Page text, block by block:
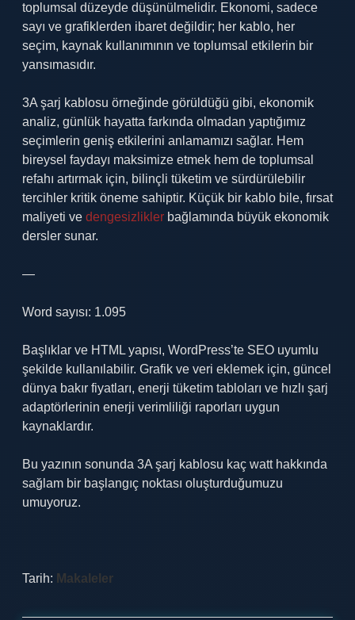
toplumsal düzeyde düşünülmelidir. Ekonomi, sadece
sayı ve grafiklerden ibaret değildir; her kablo, her
seçim, kaynak kullanımının ve toplumsal etkilerin bir
yansımasıdır.
3A şarj kablosu örneğinde görüldüğü gibi, ekonomik
analiz, günlük hayatta farkında olmadan yaptığımız
seçimlerin geniş etkilerini anlamamızı sağlar. Hem
bireysel faydayı maksimize etmek hem de toplumsal
refahı artırmak için, bilinçli tüketim ve sürdürülebilir
tercihler kritik öneme sahiptir. Küçük bir kablo bile, fırsat
maliyeti ve dengesizlikler bağlamında büyük ekonomik
dersler sunar.
—
Word sayısı: 1.095
Başlıklar ve HTML yapısı, WordPress’te SEO uyumlu
şekilde kullanılabilir. Grafik ve veri eklemek için, güncel
dünya bakır fiyatları, enerji tüketim tabloları ve hızlı şarj
adaptörlerinin enerji verimliliği raporları uygun
kaynaklardır.
Bu yazının sonunda 3A şarj kablosu kaç watt hakkında
sağlam bir başlangıç noktası oluşturduğumuzu
umuyoruz.
Tarih: Makaleler